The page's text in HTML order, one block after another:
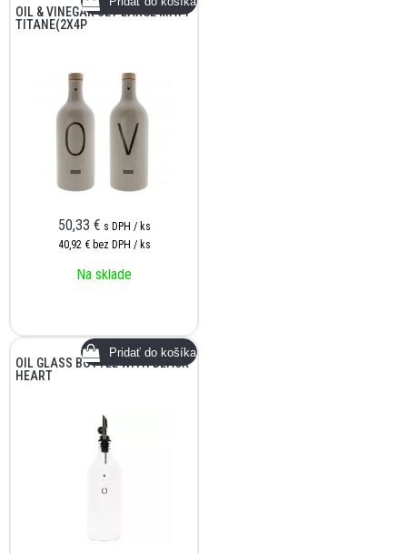
OIL & VINEGAR SET LARGE MATT
TITANE(2X4P
50,33 € s DPH / ks
40,92 € bez DPH / ks
Na sklade
OIL GLASS BOTTLE WITH BLACK
HEART